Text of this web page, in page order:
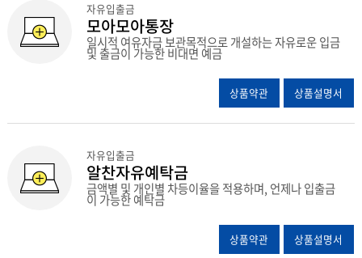
자유입출금
모아모아통장
일시적 여유자금 보관목적으로 개설하는 자유로운 입금
및 출금이 가능한 비대면 예금
상품약관 상품설명서
자유입출금
알찬자유예탁금
금액별 및 개인별 차등이율을 적용하며, 언제나 입출금
이 가능한 예탁금
상품약관 상품설명서